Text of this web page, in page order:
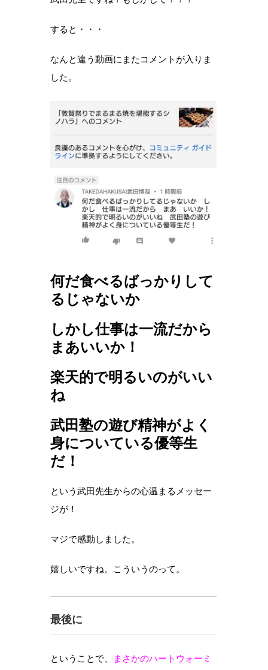
すると・・・
なんと違う動画にまたコメントが入りま
した。
何だ食べるばっかりして
るじゃないか
しかし仕事は一流だから
まあいいか！
楽天的で明るいのがいい
ね
武田塾の遊び精神がよく
身についている優等生
だ！
という武田先生からの心温まるメッセー
ジが！
マジで感動しました。
嬉しいですね。こういうのって。
最後に
ということで、
まさかのハートウォーミ